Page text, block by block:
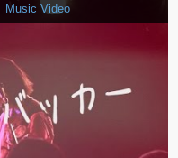
Music Video